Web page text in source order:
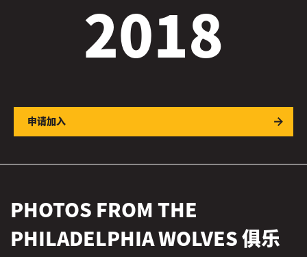
2018
申请加入
PHOTOS FROM THE
PHILADELPHIA WOLVES 俱乐